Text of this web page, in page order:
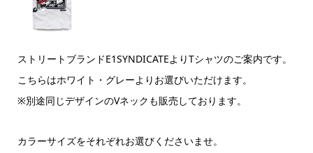
ストリートブランドE1SYNDICATEよりTシャツのご案内です。
こちらはホワイト・グレーよりお選びいただけます。
※別途同じデザインのVネックも販売しております。
カラーサイズをそれぞれお選びくださいませ。